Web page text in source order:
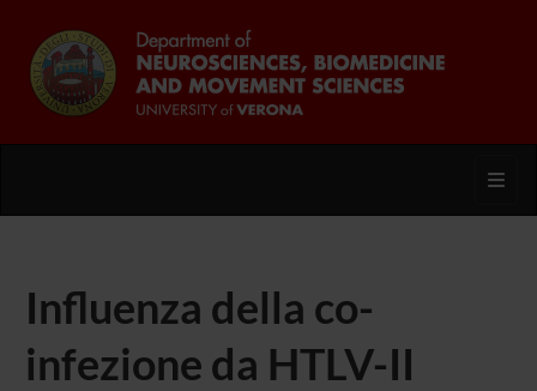
Influenza della co-
infezione da HTLV-II